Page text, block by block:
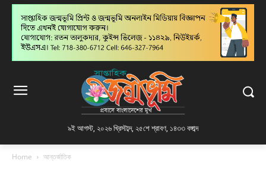
৯ই আগস্ট, ২০২৬ খ্রিস্টাব্দ, ২৫শে শ্রাবণ, ১৪৩৩ বঙ্গাব্দ
Home আন্তর্জাতিক